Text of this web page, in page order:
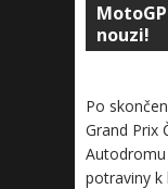
nouzi!
Po
Grand Prix
potraviny k